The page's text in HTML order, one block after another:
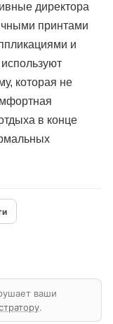
директора
принтами
и
которая не
в конце
ваши
.